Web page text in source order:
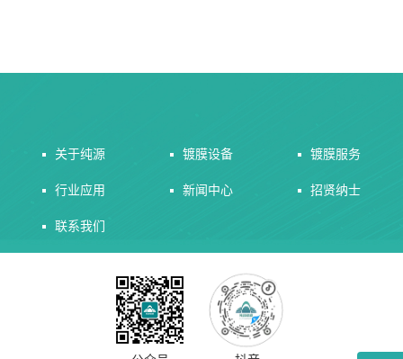
关于纯源 镀膜设备 镀膜服务
行业应用 新闻中心 招贤纳士
联系我们